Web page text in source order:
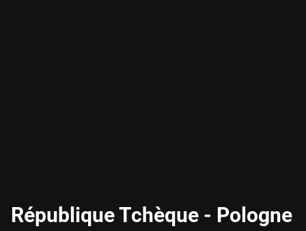
République Tchèque - Pologne